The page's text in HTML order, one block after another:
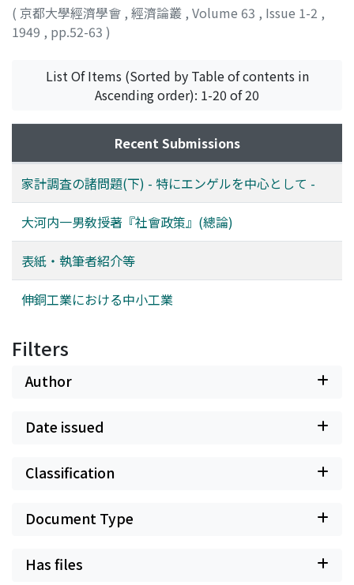
( 京都大學經濟學會 , 經濟論叢 , Volume 63 , Issue 1-2 ,
1949 , pp.52-63 )
List Of Items (Sorted by Table of contents in
Ascending order): 1-20 of 20
Recent Submissions
家計調査の諸問題(下) - 特にエンゲルを中心として -
大河内一男敎授著『社會政策』(總論)
表紙・執筆者紹介等
伸銅工業における中小工業
Filters
Author
Date issued
Classification
Document Type
Has files